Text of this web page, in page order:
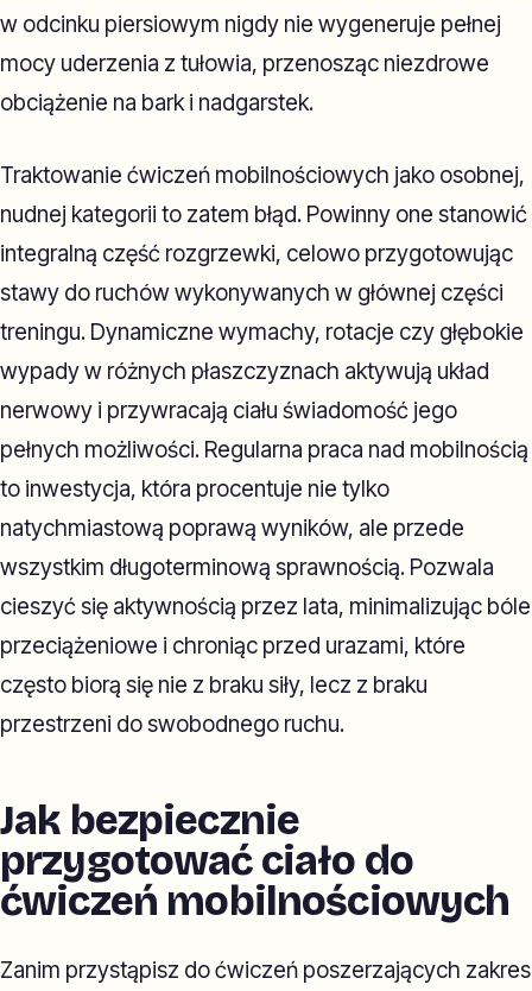
w odcinku piersiowym nigdy nie wygeneruje pełnej
mocy uderzenia z tułowia, przenosząc niezdrowe
obciążenie na bark i nadgarstek.
Traktowanie ćwiczeń mobilnościowych jako osobnej,
nudnej kategorii to zatem błąd. Powinny one stanowić
integralną część rozgrzewki, celowo przygotowując
stawy do ruchów wykonywanych w głównej części
treningu. Dynamiczne wymachy, rotacje czy głębokie
wypady w różnych płaszczyznach aktywują układ
nerwowy i przywracają ciału świadomość jego
pełnych możliwości. Regularna praca nad mobilnością
to inwestycja, która procentuje nie tylko
natychmiastową poprawą wyników, ale przede
wszystkim długoterminową sprawnością. Pozwala
cieszyć się aktywnością przez lata, minimalizując bóle
przeciążeniowe i chroniąc przed urazami, które
często biorą się nie z braku siły, lecz z braku
przestrzeni do swobodnego ruchu.
Jak bezpiecznie
przygotować ciało do
ćwiczeń mobilnościowych
Zanim przystąpisz do ćwiczeń poszerzających zakres